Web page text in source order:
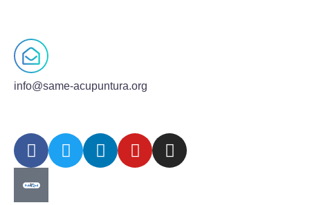
info@same-acupuntura.org